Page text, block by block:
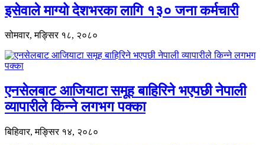
इसेवाले माग्यो देशभरका लागि १३० जना कर्मचारी
सोमवार, मङ्सिर १८, २०८०
एनसेलबाट आजियाटा समूह बाहिरिने भएपछी नेपाली
व्यापारीले किन्ने लगभग पक्का
बिहिवार, मङ्सिर १४, २०८०